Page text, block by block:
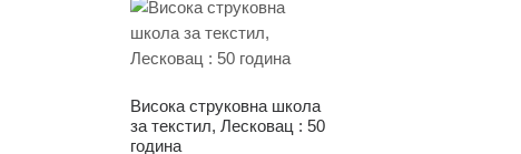
Висока струковна школа
за текстил, Лесковац : 50
година